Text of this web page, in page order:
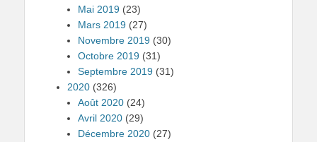
Mai 2019 (23)
Mars 2019 (27)
Novembre 2019 (30)
Octobre 2019 (31)
Septembre 2019 (31)
2020 (326)
Août 2020 (24)
Avril 2020 (29)
Décembre 2020 (27)